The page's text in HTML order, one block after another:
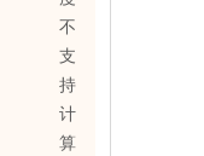
不
支
持
计
算